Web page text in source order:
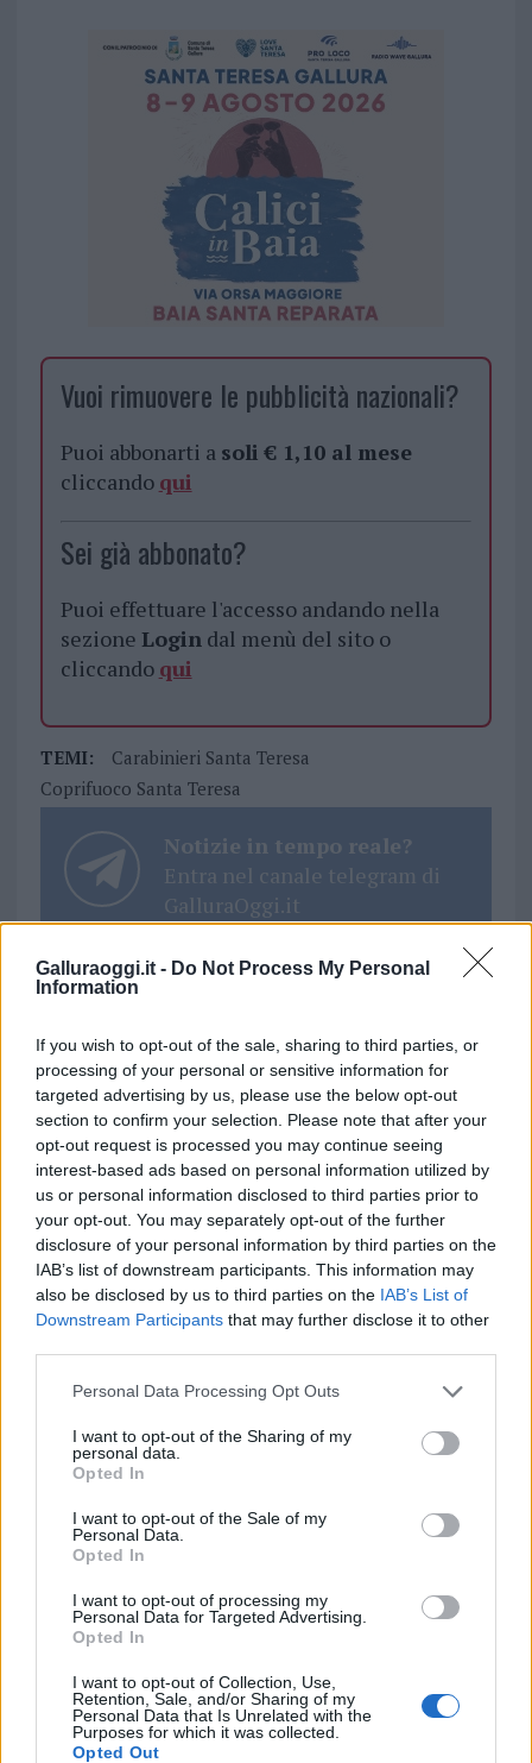
Galluraoggi.it - Do Not Process My Personal
Information
If you wish to opt-out of the sale, sharing to third parties, or
processing of your personal or sensitive information for
targeted advertising by us, please use the below opt-out
section to confirm your selection. Please note that after your
opt-out request is processed you may continue seeing
interest-based ads based on personal information utilized by
us or personal information disclosed to third parties prior to
your opt-out. You may separately opt-out of the further
disclosure of your personal information by third parties on the
IAB’s list of downstream participants. This information may
also be disclosed by us to third parties on the IAB’s List of
Downstream Participants that may further disclose it to other
Please note that this website/app uses one or more Google
not limited to your visit or usage behaviour. You may click to
grant or deny consent to Google and its third-party tags to
use your data for below specified purposes in below Google
consent section.
Personal Data Processing Opt Outs
I want to opt-out of the Sharing of my
personal data.
Opted In
I want to opt-out of the Sale of my
Personal Data.
Opted In
I want to opt-out of processing my
Personal Data for Targeted Advertising.
Opted In
I want to opt-out of Collection, Use,
Retention, Sale, and/or Sharing of my
Personal Data that Is Unrelated with the
Purposes for which it was collected.
Opted Out
Vuoi rimuovere le pubblicità nazionali?
Puoi abbonarti a soli € 1,10 al mese
cliccando qui
Sei già abbonato?
Puoi effettuare l'accesso andando nella
sezione Logindal menù del sito o
cliccando qui
TEMI:
Carabinieri Santa Teresa
Coprifuoco Santa Teresa
Notizie in tempo reale?
Entra nel canale telegram di
GalluraOggi.it
i tuoi video e le tue foto
Su WhatsApp al numero +39
345 356 7512
Ricevi le nostre ultime news
daGoogle News
Condividi l'articolo
F
a
ce
b
o
o
k
T
it
te
r
Pi
te
st
at
A
p
a
Incendio nella notte a Olbia, a fuoco due furgoni